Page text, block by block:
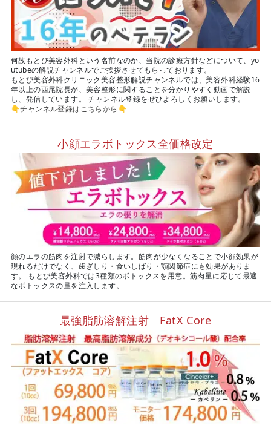
何故もとび美容外科という名前なのか、当院の診療方針などについて、yo
utubeの解説チャンネルでご挨拶させてもらっております。
もとび美容外科クリニック美容整形解説チャンネルでは、美容外科経験16
年以上の西尾院長が、美容整形に関することを分かりやすく動画で解説
し、発信しています。 チャンネル登録をぜひよろしくお願いします。
👇チャンネル登録はこちらから 👇
小顔エラボトックス全価格改定
顔のエラの筋肉を注射で減らします。筋肉が少なくなることで小顔効果が
現れるだけでなく、歯ぎしり・食いしばり・顎関節症にも効果がありま
す。 もとび美容外科では3種類のボトックスを用意。筋肉量に応じて最適
なボトックスの量を注入します。
最強脂肪溶解注射 FatX Core